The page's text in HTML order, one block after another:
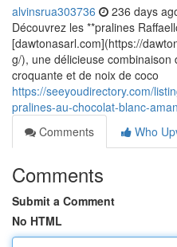
alvinsrua303736 236 days
Découvrez les **pralines
[dawtonasarl.com](https://
g/), une délicieuse
croquante et de noix de coco
https://seeyoudirectory.com/
pralines-au-chocolat-blanc-
Comments
Who
Comments
Submit a Comment
No HTML